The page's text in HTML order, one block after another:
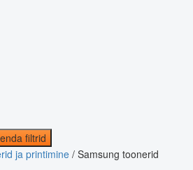
filtrid
ja printimine / Samsung toonerid